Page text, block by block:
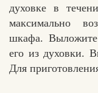
духовке в
максимально
шкафа.
его из духовки.
Для